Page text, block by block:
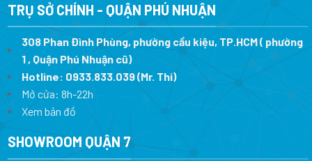
TRỤ SỞ CHÍNH - QUẬN PHÚ NHUẬN
308 Phan Đình Phùng, phường cầu kiệu, TP.HCM ( phường
1 , Quận Phú Nhuận cũ)
Hotline: 0933.833.039(Mr. Thi)
Mở cửa: 8h-22h
Xem bản đồ
SHOWROOM QUẬN 7